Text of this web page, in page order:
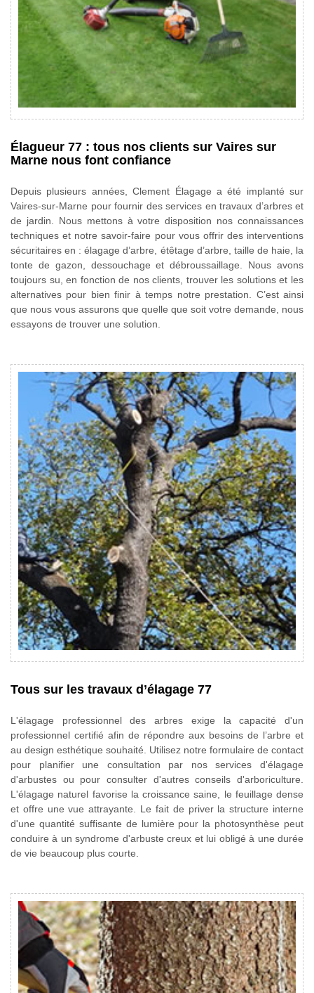
Élagueur 77 : tous nos clients sur Vaires sur
Marne nous font confiance
Depuis plusieurs années, Clement Élagage a été implanté sur
Vaires-sur-Marne pour fournir des services en travaux d’arbres et
de jardin. Nous mettons à votre disposition nos connaissances
techniques et notre savoir-faire pour vous offrir des interventions
sécuritaires en : élagage d’arbre, étêtage d’arbre, taille de haie, la
tonte de gazon, dessouchage et débroussaillage. Nous avons
toujours su, en fonction de nos clients, trouver les solutions et les
alternatives pour bien finir à temps notre prestation. C’est ainsi
que nous vous assurons que quelle que soit votre demande, nous
essayons de trouver une solution.
Tous sur les travaux d’élagage 77
L'élagage professionnel des arbres exige la capacité d'un
professionnel certifié afin de répondre aux besoins de l’arbre et
au design esthétique souhaité. Utilisez notre formulaire de contact
pour planifier une consultation par nos services d'élagage
d'arbustes ou pour consulter d'autres conseils d'arboriculture.
L'élagage naturel favorise la croissance saine, le feuillage dense
et offre une vue attrayante. Le fait de priver la structure interne
d'une quantité suffisante de lumière pour la photosynthèse peut
conduire à un syndrome d'arbuste creux et lui obligé à une durée
de vie beaucoup plus courte.